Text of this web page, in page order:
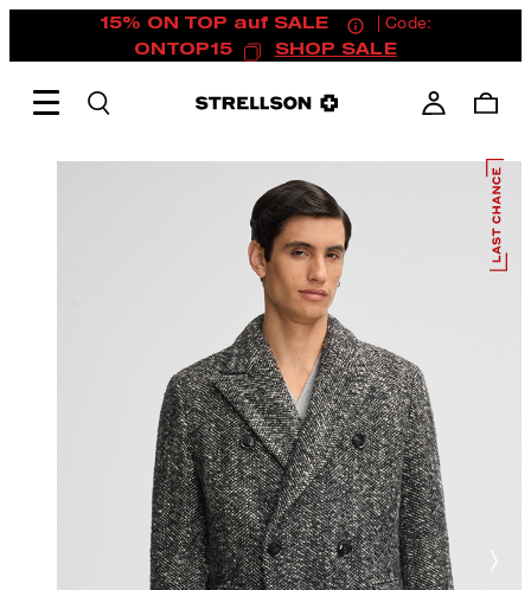
15% ON TOP auf SALE
| Code:
ONTOP15
SHOP SALE